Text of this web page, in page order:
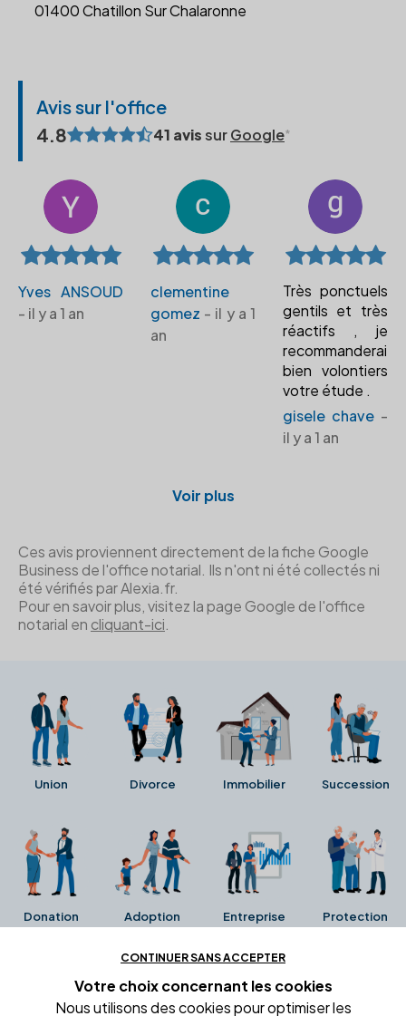
01400 Chatillon Sur Chalaronne
Avis sur l'office
4.8
41 avissurGoogle
Yves ANSOUD
- il y a 1 an
clementine
gomez - il y a 1
an
Très ponctuels
gentils et très
réactifs , je
recommanderai
bien volontiers
votre étude .
gisele chave -
il y a 1 an
Voir plus
Ces avis proviennent directement de la fiche Google
Business de l'office notarial. Ils n'ont ni été collectés ni
été vérifiés par Alexia.fr.
Pour en savoir plus, visitez la page Google de l'office
notarial en cliquant-ici.
Union Divorce Immobilier Succession
Donation Adoption Entreprise Protection
Ces avis proviennent directement de la fiche Google
Business de l'office notarial. Ils n'ont ni été collectés ni
CONTINUER SANS ACCEPTER
Votre choix concernant les cookies
Nous utilisons des cookies pour optimiser les